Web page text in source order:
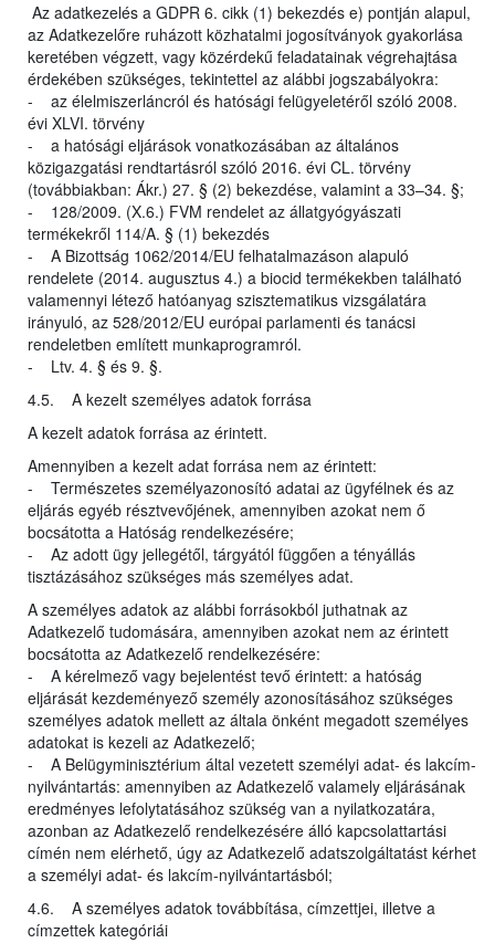
Az adatkezelés a GDPR 6. cikk (1) bekezdés e) pontján alapul,
az Adatkezelőre ruházott közhatalmi jogosítványok gyakorlása
keretében végzett, vagy közérdekű feladatainak végrehajtása
érdekében szükséges, tekintettel az alábbi jogszabályokra:
- az élelmiszerláncról és hatósági felügyeletéről szóló 2008.
évi XLVI. törvény
- a hatósági eljárások vonatkozásában az általános
közigazgatási rendtartásról szóló 2016. évi CL. törvény
(továbbiakban: Ákr.) 27. § (2) bekezdése, valamint a 33–34. §;
- 128/2009. (X.6.) FVM rendelet az állatgyógyászati
termékekről 114/A. § (1) bekezdés
- A Bizottság 1062/2014/EU felhatalmazáson alapuló
rendelete (2014. augusztus 4.) a biocid termékekben található
valamennyi létező hatóanyag szisztematikus vizsgálatára
irányuló, az 528/2012/EU európai parlamenti és tanácsi
rendeletben említett munkaprogramról.
- Ltv. 4. § és 9. §.
4.5. A kezelt személyes adatok forrása
A kezelt adatok forrása az érintett.
Amennyiben a kezelt adat forrása nem az érintett:
- Természetes személyazonosító adatai az ügyfélnek és az
eljárás egyéb résztvevőjének, amennyiben azokat nem ő
bocsátotta a Hatóság rendelkezésére;
- Az adott ügy jellegétől, tárgyától függően a tényállás
tisztázásához szükséges más személyes adat.
A személyes adatok az alábbi forrásokból juthatnak az
Adatkezelő tudomására, amennyiben azokat nem az érintett
bocsátotta az Adatkezelő rendelkezésére:
- A kérelmező vagy bejelentést tevő érintett: a hatóság
eljárását kezdeményező személy azonosításához szükséges
személyes adatok mellett az általa önként megadott személyes
adatokat is kezeli az Adatkezelő;
- A Belügyminisztérium által vezetett személyi adat- és lakcím-
nyilvántartás: amennyiben az Adatkezelő valamely eljárásának
eredményes lefolytatásához szükség van a nyilatkozatára,
azonban az Adatkezelő rendelkezésére álló kapcsolattartási
címén nem elérhető, úgy az Adatkezelő adatszolgáltatást kérhet
a személyi adat- és lakcím-nyilvántartásból;
4.6. A személyes adatok továbbítása, címzettjei, illetve a
címzettek kategóriái